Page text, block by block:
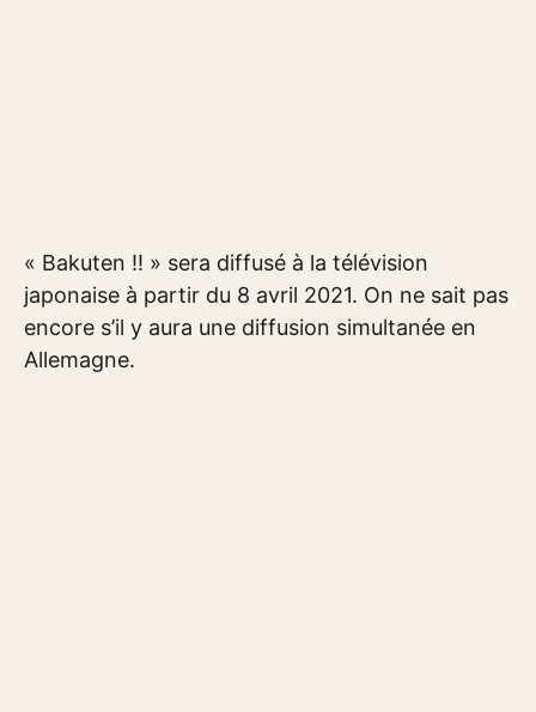
« Bakuten !! » sera diffusé à la télévision
japonaise à partir du 8 avril 2021. On ne sait pas
encore s’il y aura une diffusion simultanée en
Allemagne.